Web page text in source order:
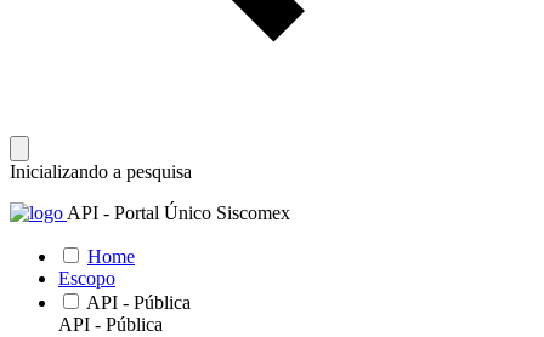
Inicializando a pesquisa
API - Portal Único Siscomex
Home
Escopo
API - Pública
API - Pública